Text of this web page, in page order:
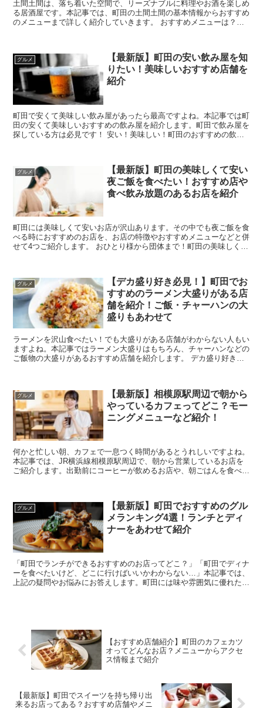
土間土間は、落ち着いた空間で、リーズナブルに料理やお酒を楽しめ
る居酒屋です。本記事では、町田の土間土間の基本情報からおすすめ
のメニューまで詳しく紹介していきます。 おすすめメニューは？コ
グルメ
【最新版】町田の安い飲み屋を知
りたい！美味しいおすすめ店舗を
紹介
町田で安くて美味しい飲み屋があったら最高ですよね。本記事では町
田の安くて美味しいおすすめの飲み屋を紹介します。町田で飲み屋を
探している方は必見です！ 安い！美味しい！町田のおすすめの飲み
グルメ
【最新版】町田の美味しくて安い
夜ご飯を食べたい！おすすめ店や
食べ飲み放題のあるお店を紹介
町田には美味しくて安いお店が沢山あります。その中でも夜ご飯を食
べる時におすすめのお店を、お店の特徴やおすすめメニューなどと併
せて4つご紹介します。 おひとり様から団体まで！町田の美味しくて
グルメ
【デカ盛り好き必見！】町田でお
すすめのラーメン大盛りがある店
舗を紹介！ご飯・チャーハンの大
盛りもあわせて
ラーメンを沢山食べたい！でも大盛りがある店舗がわからない人もい
ますよね。本記事ではラーメン大盛りはもちろん、チャーハンなどの
ご飯物の大盛りがあるおすすめ店舗を紹介します。 デカ盛り好き必
グルメ
【最新版】相模原駅周辺で朝から
やっているカフェってどこ？モー
ニングメニューなど紹介！
何かと忙しい朝、カフェで一息つく時間があるとうれしいですよね。
本記事では、JR横浜線相模原駅周辺で、朝から営業しているお店を
ご紹介します。出勤前にコーヒーが飲めるお店や、朝ごはんを食べる
グルメ
【最新版】町田でおすすめのグル
メランキング4選！ランチとディ
ナーをあわせて紹介
「町田でランチができるおすすめのお店ってどこ？」「町田でディナ
ーを食べたいけど、どこに行けばいいかわからない…」本記事では、
上記の疑問やお悩みにお答えします。町田には味や雰囲気に優れたお
【おすすめ店舗紹介】町田のカフェカツ
オってどんなお店？メニューからアクセ
ス情報まで紹介
【最新版】町田でスイーツを持ち帰り出
来るお店ってある？おすすめ店舗やメニ